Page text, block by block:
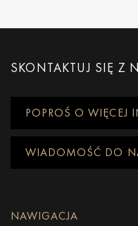
SKONTAKTUJ SIĘ Z
POPROŚ O WIĘCEJ
WIADOMOŚĆ DO
NAWIGACJA